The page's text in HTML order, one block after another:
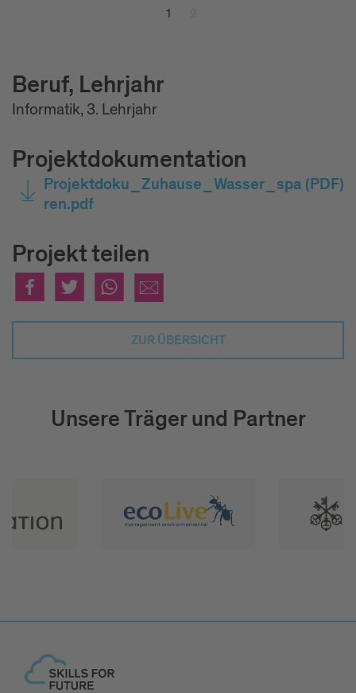
1
Beruf, Lehrjahr
Informatik, 3. Lehrjahr
Projektdokumentation
Projektdoku_Zuhause_Wasser_spa
ren.pdf
(PDF)
Projekt teilen
ZUR ÜBERSICHT
Unsere Träger und Partner